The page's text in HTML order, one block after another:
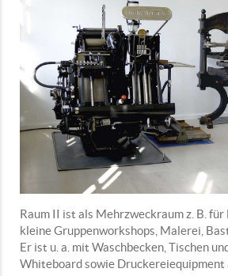
Raum II ist als Mehrzweckraum z. B. für
kleine Gruppenworkshops, Malerei,
Er ist u. a. mit Waschbecken, Tischen
Whiteboard sowie Druckereiequipment